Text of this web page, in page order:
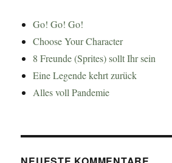
Go! Go! Go!
Choose Your Character
8 Freunde (Sprites) sollt Ihr sein
Eine Legende kehrt zurück
Alles voll Pandemie